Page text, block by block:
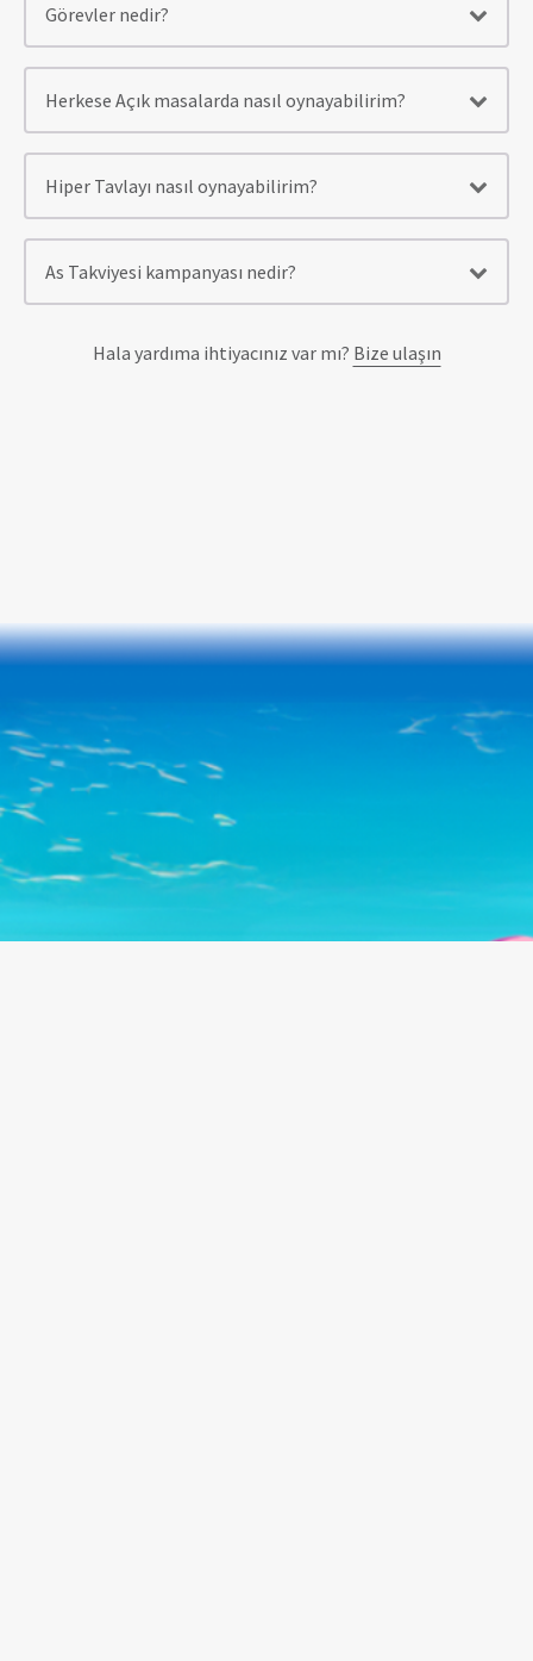
Görevler nedir?
Herkese Açık masalarda nasıl oynayabilirim?
Hiper Tavlayı nasıl oynayabilirim?
As Takviyesi kampanyası nedir?
Hala yardıma ihtiyacınız var mı? Bize ulaşın